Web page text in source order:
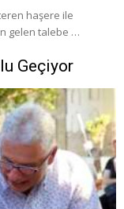
haşere ile
gelen talebe …
Geçiyor